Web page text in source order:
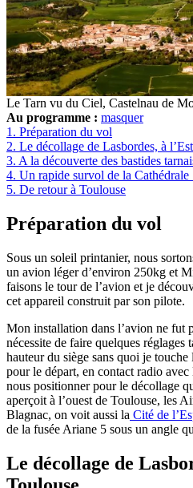
Le Tarn vu du Ciel, Castelnau de
Au programme : masquer
1. Préparation du vol
2. Le décollage de Lasbordes, à
3. A la découverte des bastides
4. Un rapide survol de la
5. De retour à Toulouse
Préparation du vol
Sous un soleil printanier, nous
un avion léger d’environ 250kg et
faisons le tour de l’avion et je
cet appareil construit par son pilote.
Mon installation dans l’avion ne fut
nécessite de faire quelques réglages
hauteur du siège sans quoi je
pour le départ, en contact radio
nous positionner pour le décollage
aperçoit à l’ouest de Toulouse, les
Blagnac, on voit aussi la Cité de
de la fusée Ariane 5 sous un angle
Le décollage de